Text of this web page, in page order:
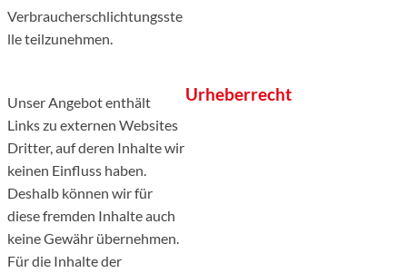
Verbraucherschlichtungsste
lle teilzunehmen.
Unser Angebot enthält
Links zu externen Websites
Dritter, auf deren Inhalte wir
keinen Einfluss haben.
Deshalb können wir für
diese fremden Inhalte auch
keine Gewähr übernehmen.
Für die Inhalte der
Urheberrecht